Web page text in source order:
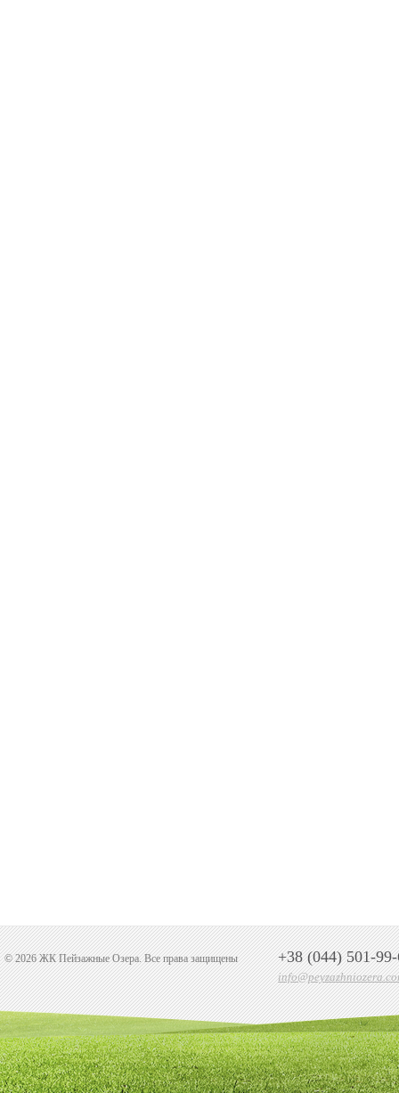
© 2026 ЖК Пейзажные Озера. Все права защищены +38 (044) 501-